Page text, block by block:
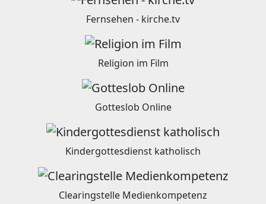
Fernsehen - kirche.tv
Religion im Film
Gotteslob Online
Kindergottesdienst katholisch
Clearingstelle Medienkompetenz